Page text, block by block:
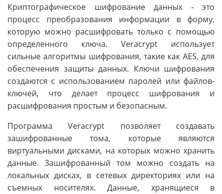
Криптографическое шифрование данных - это
процесс преобразования информации в форму,
которую можно расшифровать только с помощью
определенного ключа. Veracrypt использует
сильные алгоритмы шифрования, такие как AES, для
обеспечения защиты данных. Ключи шифрования
создаются с использованием паролей или файлов-
ключей, что делает процесс шифрования и
расшифрования простым и безопасным.
Программа Veracrypt позволяет создавать
зашифрованные тома, которые являются
виртуальными дисками, на которых можно хранить
данные. Зашифрованный том можно создать на
локальных дисках, в сетевых директориях или на
съемных носителях. Данные, хранящиеся в